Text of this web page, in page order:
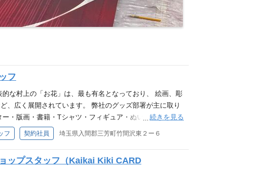
フ
な村上の「お花」は、最も有名となっており、 絵画、彫
、広く展開されています。 弊社のグッズ部署が主に取り
・版画・書籍・Tシャツ・フィギュア・ぬいぐるみ・雑
グッズ、ECサイト、カイカイキキオフィシャルショップ
います。 購入した商品を心待ちにしているお客様へ、丁
仕事です。 目標をもって努力し、積極的に学び続ける姿
容 ・ 商品の検品、梱包・ 顧客へ国内外の発送 ・ 商品デ
との連携・ 店舗への納品・ 社内間移送 ・ 倉庫管理・ 納
続きを見る
フ 契約社員 埼玉県入間郡三芳町竹間沢東２ー６
ップスタッフ（Kaikai Kiki CARD